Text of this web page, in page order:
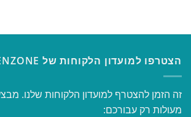
הצטרפו למועדון הלקוחות של MENZONE
זה הזמן להצטרף למועדון הלקוחות שלנו.
מעולות רק עבורכם: